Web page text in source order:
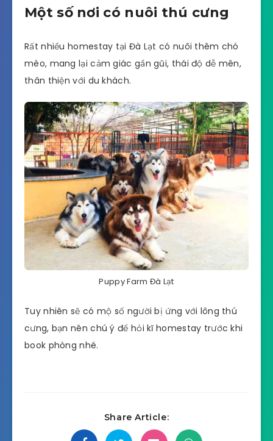
Một số nơi có nuôi thú cưng
Rất nhiều homestay tại Đà Lạt có nuôi thêm chó
mèo, mang lại cảm giác gần gũi, thái độ dễ mên,
thân thiện với du khách.
Puppy Farm Đà Lạt
Tuy nhiên sẽ có mộ số người bị ứng với lông thú
cưng, bạn nên chú ý để hỏi kĩ homestay trước khi
book phòng nhé.
Share Article: